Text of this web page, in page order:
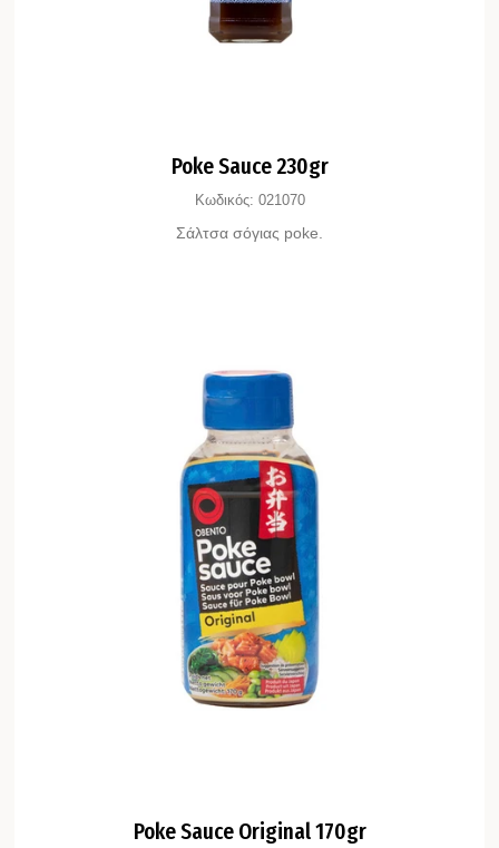
Poke Sauce 230gr
Κωδικός: 021070
Σάλτσα σόγιας poke.
Poke Sauce Original 170gr